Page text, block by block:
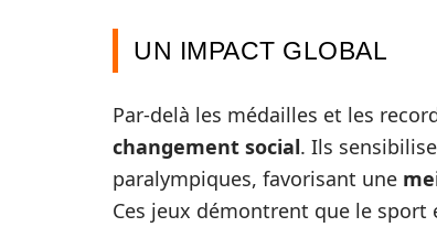
UN IMPACT GLOBAL
Par-delà les médailles et les
changement social. Ils
paralympiques, favorisant une
Ces jeux démontrent que le sport